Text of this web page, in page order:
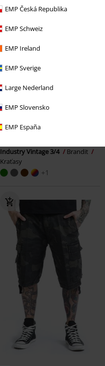
EMP Česká Republika
EMP Schweiz
EMP Ireland
EMP Sverige
Large Nederland
EMP Slovensko
EMP España
Industry Vintage 3/4
Brandit
Kraťasy
+1